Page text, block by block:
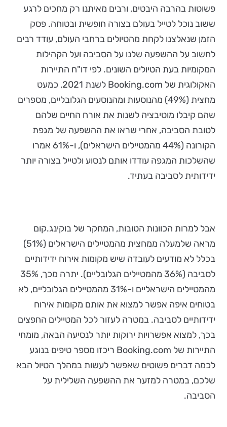
פשוטות בהרבה היבטים, ורבים מאיתנו רק מחכים לרגע
ששוב נוכל לטייל בעולם בצורה חופשית ובטוחה. פסק
הזמן שנאלצנו לקחת מהטיולים ברחבי העולם, עודד רבים
לחשוב על ההשפעה שלנו על הסביבה ועל הקהילות
המקומיות בעת הטיולים השונים. לפי דו"ח התיירות
האקולוגית של Booking.com לשנת 2021, כמעט
מחצית (49%) מהנוסעות ומהנוסעים הגלובליים, מספרים
שהם קיבלו מוטיבציה לשנות את אורח החיים שלהם
לטובת הסביבה, אחרי שראו את ההשפעה של מגפת
הקורונה (44% מהמטיילים הישראלים), ו-61% אמרו
שהשלכות המגפה עודדו אותם לנסוע ולטייל בצורה יותר
ידידותית לסביבה בעתיד.
אבל למרות הכוונות הטובות, המחקר של בוקינג.קום
מראה שלמעלה ממחצית מהמטיילים הישראלים (51%)
בכלל לא מודעים לעובדה שיש מקומות אירוח ידידותיים
לסביבה (36% מהמטיילים הגלובליים). יתרה מכך, 35%
מהמטיילים הישראליים ו-31% מהמטיילים הגלובליים, לא
בטוחים איפה אפשר למצוא את אותם מקומות אירוח
ידידותיים לסביבה. במטרה לעזור לכל המטיילים החפצים
בכך, למצוא אפשרויות ירוקות יותר לנסיעה הבאה, מומחי
התיירות של Booking.com ריכזו מספר טיפים בנוגע
לכמה דברים פשוטים שאפשר לעשות במהלך הטיול הבא
שלכם, במטרה למזער את ההשפעה השלילית על
הסביבה.